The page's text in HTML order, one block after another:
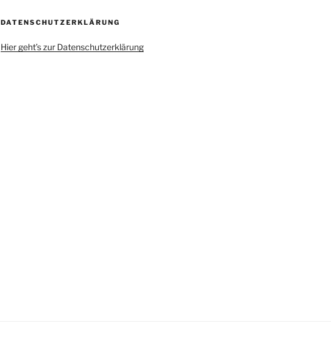
DATENSCHUTZERKLÄRUNG
Hier geht’s zur Datenschutzerklärung